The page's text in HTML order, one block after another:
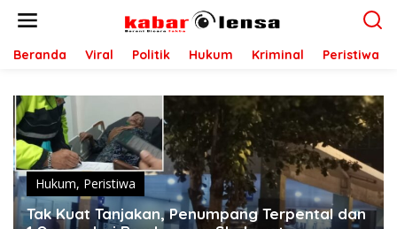
Beranda Viral Politik Hukum Kriminal Peristiwa
Hukum, Peristiwa
Tak Kuat Tanjakan, Penumpang Terpental dan